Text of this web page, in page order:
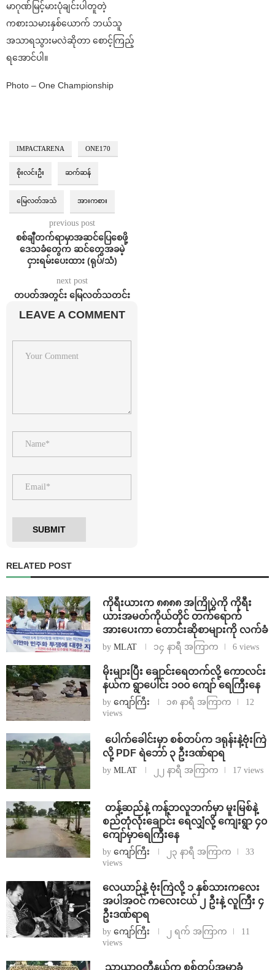
မာဂုဏ်မြင့်မားပုံချင်းပါတူတဲ့
ကစားသမားနှစ်ယောက် ဘယ်သူ
အသာရသွားမလဲဆိုတာ စောင့်ကြည့်
ရအောင်ပါ။
Photo – One Championship
IMPACTARENA ONE170
စိုးလင်းဦး ဆက်ဆန်
မြေလတ်အသံ အားကစား
previous post
စစ်ချီတက်ရာမှာအဆင်ပြေစေဖို့
ဒေသခံတွေက ဆင်တွေအခမဲ့
ငှားရမ်းပေးထား (ရုပ်/သံ)
next post
တပတ်အတွင်း မြေလတ်သတင်း
LEAVE A COMMENT
RELATED POST
ကိုရီးယားက ၈၈၈၈ အကြိုပွဲကို ကိုရီး
ယားအမတ်ကိုယ်တိုင် တက်ရောက်
အားပေးကာ တောင်းဆိုစာများကို လက်ခံ
by MLAT ၁၄ နာရီ အကြာက 6 views
⁨မိုးများပြီး ချောင်းရေတက်လို့ ကောလင်း
နယ်က ရွာပေါင်း ၁၀၀ ကျော် ရေကြီးနေ
by ကျော်ကြီး ၁၈ နာရီ အကြာက
12
views
⁩ ⁨ပေါက်ခေါင်းမှာ စစ်တပ်က ဒရုန်းနဲ့ဗုံးကြဲ
လို့ PDF ရဲဘော် ၃ ဦးဒဏ်ရာရ
by MLAT ၂၂ နာရီ အကြာက 17 views
⁩ ⁨တန့်ဆည်နဲ့ ကန့်ဘလူဘက်မှာ မူးမြစ်နဲ့
စည်တုံလုံးချောင်း ရေလျှံလို့ ကျေးရွာ ၄၀
ကျော်မှာရေကြီးနေ
by ကျော်ကြီး ၂၃ နာရီ အကြာက
33
views
⁨လေယာဉ်နဲ့ ဗုံးကြဲလို့ ၁ နှစ်သားကလေး
အပါအဝင် ကလေးငယ် ၂ ဦးနဲ့ လူကြီး ၄
ဦးဒဏ်ရာရ
by ကျော်ကြီး ၂ ရက် အကြာက
11
views
⁩ ⁨သာယာဝတီနယ်က စစ်တပ်အမာခံ